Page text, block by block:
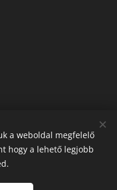
az üzletben, vagy a
egyikén.
a weboldal megfelelő
hogy a lehető legjobb